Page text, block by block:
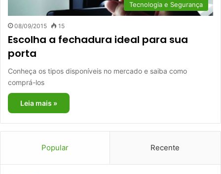
Tecnologia e Segurança
08/09/2015 15
Escolha a fechadura ideal para sua
porta
Conheça os tipos disponíveis no mercado e saiba como
comprá-los
Leia mais »
Popular Recente